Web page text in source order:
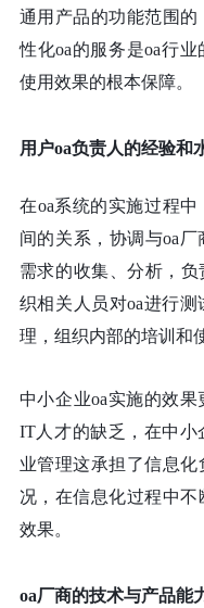
通用产品的功能范围
性化oa的服务是oa行
使用效果的根本保障。
用户oa负责人的经验和
在oa系统的实施过程
间的关系，协调与oa
需求的收集、分析，负
织相关人员对oa进行
理，组织内部的培训和
中小企业oa实施的效
IT人才的缺乏，在中小
业管理这承担了信息
况，在信息化过程中
效果。
oa厂商的技术与产品能